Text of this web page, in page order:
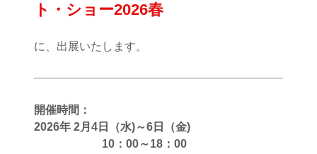
ト・ショー2026春
に、出展いたします。
開催時間：
2026年 2月4日（水)～6日（金)
10：00～18：00